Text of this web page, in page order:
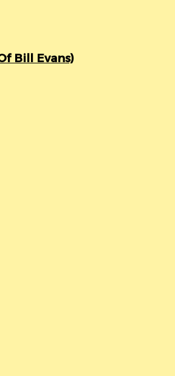
Bill Evans)